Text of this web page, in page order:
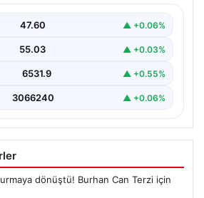
ilginç ve dikkat çekici…
47.60 ▲ +0.06%
55.03 ▲ +0.03%
6531.9 ▲ +0.55%
3066240 ▲ +0.06%
dönüştü! Burhan Can Terzi için